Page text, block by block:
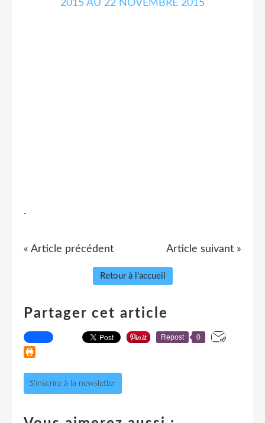
.
« Article précédent Article suivant »
Retour à l'accueil
Partager cet article
Repost 0
S'inscrire à la newsletter